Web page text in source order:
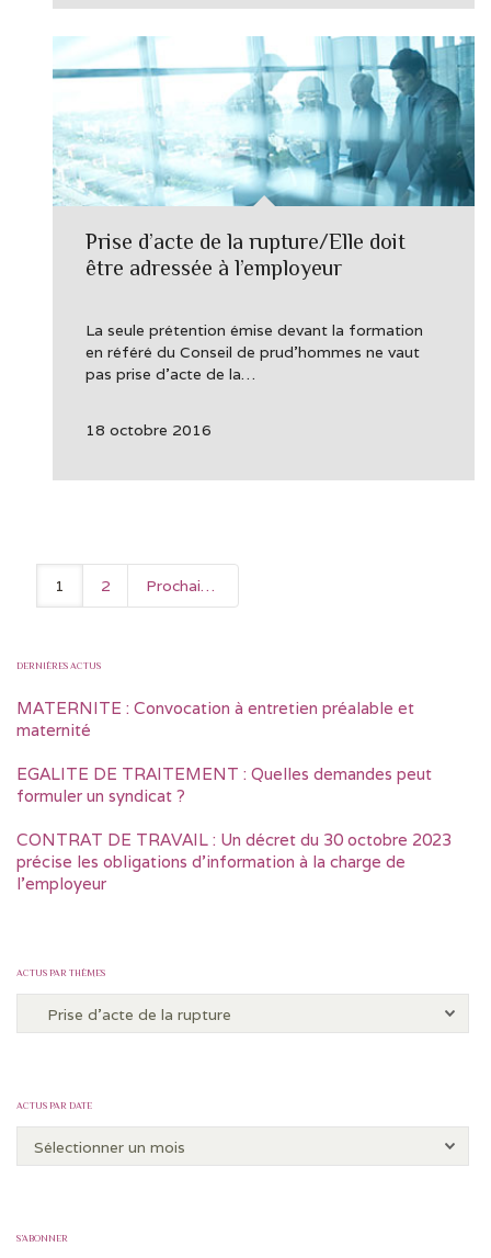
Prise d’acte de la rupture/Elle doit
être adressée à l’employeur
La seule prétention émise devant la formation
en référé du Conseil de prud’hommes ne vaut
pas prise d’acte de la…
18 octobre 2016
1 2
DERNIÈRES ACTUS
MATERNITE : Convocation à entretien préalable et
maternité
EGALITE DE TRAITEMENT : Quelles demandes peut
formuler un syndicat ?
CONTRAT DE TRAVAIL : Un décret du 30 octobre 2023
précise les obligations d’information à la charge de
l’employeur
ACTUS PAR THÈMES
ACTUS PAR DATE
S’ABONNER